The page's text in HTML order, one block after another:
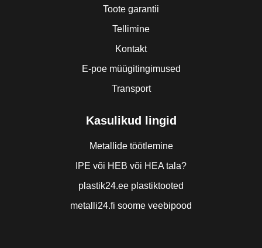
Toote garantii
Tellimine
Kontakt
E-poe müügitingimused
Transport
Kasulikud lingid
Metallide töötlemine
IPE või HEB või HEA tala?
plastik24.ee plastiktooted
metalli24.fi soome veebipood